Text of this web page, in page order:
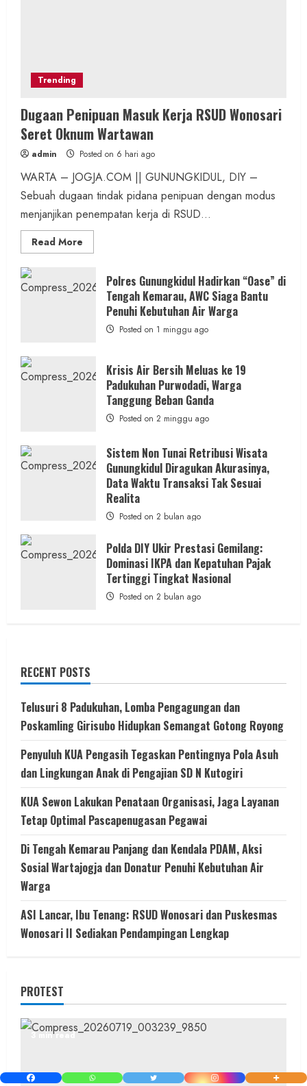
Trending
Dugaan Penipuan Masuk Kerja RSUD Wonosari
Seret Oknum Wartawan
admin Posted on 6 hari ago
WARTA – JOGJA.COM || GUNUNGKIDUL, DIY –
Sebuah dugaan tindak pidana penipuan dengan modus
menjanjikan penempatan kerja di RSUD...
Read More
more
Penipuan
Masuk
RSUD
Wonosari
Seret
Oknum
Polres Gunungkidul Hadirkan “Oase” di
Tengah Kemarau, AWC Siaga Bantu
Penuhi Kebutuhan Air Warga
Posted on 1 minggu ago
Krisis Air Bersih Meluas ke 19
Padukuhan Purwodadi, Warga
Tanggung Beban Ganda
Posted on 2 minggu ago
Sistem Non Tunai Retribusi Wisata
Gunungkidul Diragukan Akurasinya,
Data Waktu Transaksi Tak Sesuai
Realita
Posted on 2 bulan ago
Polda DIY Ukir Prestasi Gemilang:
Dominasi IKPA dan Kepatuhan Pajak
Tertinggi Tingkat Nasional
Posted on 2 bulan ago
RECENT POSTS
Telusuri 8 Padukuhan, Lomba Pengagungan dan
Poskamling Girisubo Hidupkan Semangat Gotong Royong
Penyuluh KUA Pengasih Tegaskan Pentingnya Pola Asuh
dan Lingkungan Anak di Pengajian SD N Kutogiri
KUA Sewon Lakukan Penataan Organisasi, Jaga Layanan
Tetap Optimal Pascapenugasan Pegawai
Di Tengah Kemarau Panjang dan Kendala PDAM, Aksi
Sosial Wartajogja dan Donatur Penuhi Kebutuhan Air
Warga
ASI Lancar, Ibu Tenang: RSUD Wonosari dan Puskesmas
Wonosari II Sediakan Pendampingan Lengkap
PROTEST
3 min read